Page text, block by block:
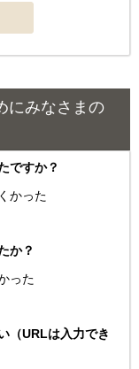
にみなさまの
ですか？
かった
か？
った
（URLは入力でき